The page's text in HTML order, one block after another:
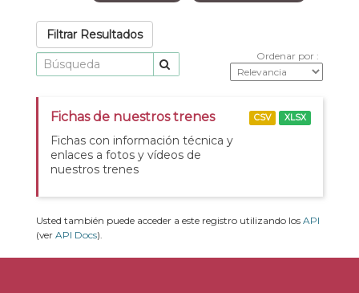
Filtrar Resultados
Ordenar por
Fichas de nuestros trenes
Fichas con información técnica y
enlaces a fotos y vídeos de
nuestros trenes
CSV XLSX
Usted también puede acceder a este registro utilizando los API
(ver API Docs).